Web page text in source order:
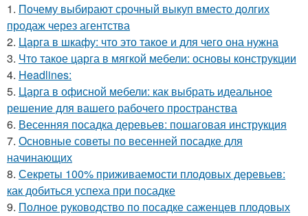
1. Почему выбирают срочный выкуп вместо долгих
продаж через агентства
2. Царга в шкафу: что это такое и для чего она нужна
3. Что такое царга в мягкой мебели: основы конструкции
4. Headlines:
5. Царга в офисной мебели: как выбрать идеальное
решение для вашего рабочего пространства
6. Весенняя посадка деревьев: пошаговая инструкция
7. Основные советы по весенней посадке для
начинающих
8. Секреты 100% приживаемости плодовых деревьев:
как добиться успеха при посадке
9. Полное руководство по посадке саженцев плодовых